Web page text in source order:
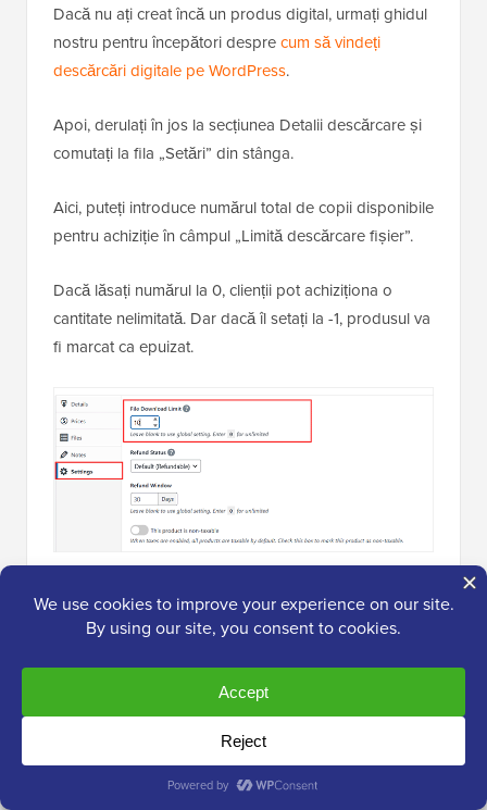
Dacă nu ați creat încă un produs digital, urmați ghidul
nostru pentru începători desprecum să vindeți
descărcări digitale pe WordPress.
Apoi, derulați în jos la secțiunea Detalii descărcare și
comutați la fila „Setări” din stânga.
Aici, puteți introduce numărul total de copii disponibile
pentru achiziție în câmpul „Limită descărcare fișier”.
Dacă lăsați numărul la 0, clienții pot achiziționa o
cantitate nelimitată. Dar dacă îl setați la -1, produsul va
fi marcat ca epuizat.
Apoi, pur și simplu actualizați pagina produsului
dumneavoastră digital.
Poftim! Acum aveți trei metode pentru a restricționa
cantitatea de achiziție și puteți folosi soluția preferată
în funcție de nevoile dumneavoastră.
🛒 Sfat bonus: Modalități de a crește